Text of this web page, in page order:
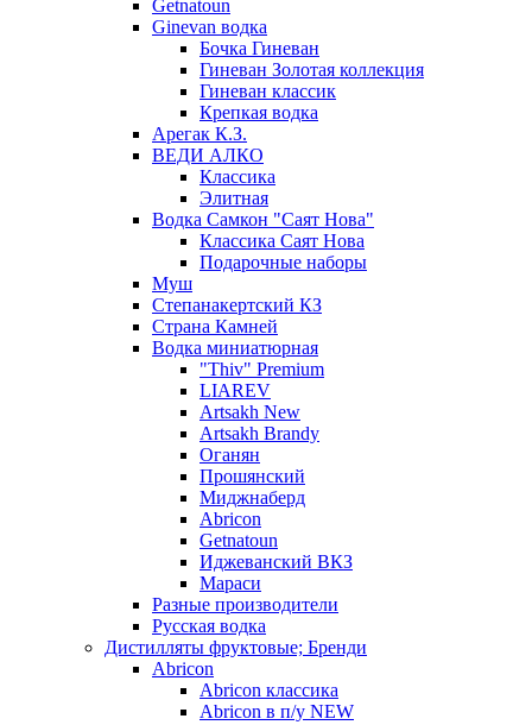
Getnatoun
Ginevan водка
Бочка Гиневан
Гиневан Золотая коллекция
Гиневан классик
Крепкая водка
Арегак К.З.
ВЕДИ АЛКО
Классика
Элитная
Водка Самкон "Саят Нова"
Классика Саят Нова
Подарочные наборы
Муш
Степанакертский КЗ
Страна Камней
Водка миниатюрная
"Thiv" Premium
LIAREV
Artsakh New
Artsakh Brandy
Оганян
Прошянский
Миджнаберд
Abricon
Getnatoun
Иджеванский ВКЗ
Мараси
Разные производители
Русская водка
Дистилляты фруктовые; Бренди
Abricon
Abricon классика
Abricon в п/у NEW